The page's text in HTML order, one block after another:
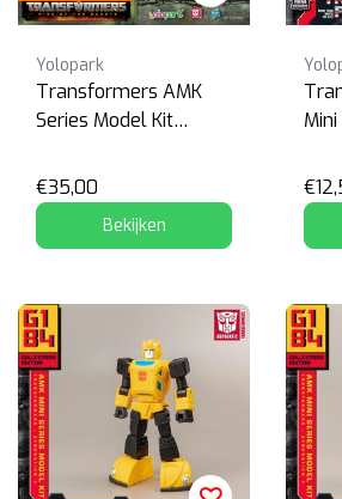
Yolopark
Transformers AMK
Series Model Kit
€35,00
Bekijken